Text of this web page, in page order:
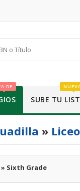
DE
SUBE TU
»
Sixth Grade